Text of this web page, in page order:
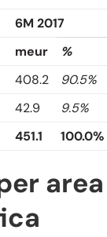
6M 2017
meur
%
408.2 90.5%
42.9 9.5%
451.1 100.0%
area